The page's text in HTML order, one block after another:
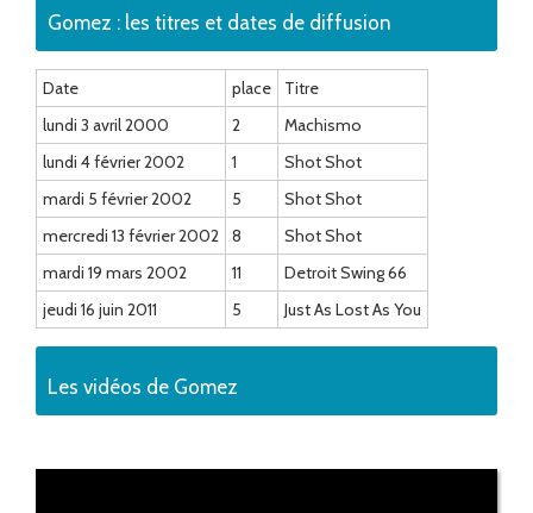
Gomez : les titres et dates de diffusion
Date place
Titre
lundi 3 avril 2000
2
Machismo
lundi 4 février 2002
1
Shot Shot
mardi 5 février 2002
5
Shot Shot
mercredi 13 février 2002
8
Shot Shot
mardi 19 mars 2002
11
Detroit Swing 66
jeudi 16 juin 2011
5 Just As Lost As You
Les vidéos de Gomez